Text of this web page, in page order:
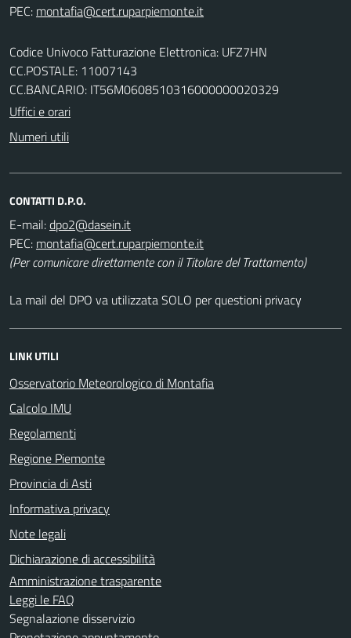
PEC:
Codice Univoco Fatturazione Elettronica: UFZ7HN
CC.POSTALE: 11007143
CC.BANCARIO: IT56M0608510316000000020329
Uffici e orari
Numeri utili
CONTATTI D.P.O.
E-mail:
PEC:
(Per comunicare direttamente con il Titolare del Trattamento)
La mail del DPO va utilizzata SOLO per questioni privacy
LINK UTILI
Osservatorio Meteorologico di Montafia
Calcolo IMU
Regolamenti
Regione Piemonte
Provincia di Asti
Informativa privacy
Note legali
Dichiarazione di accessibilità
Amministrazione trasparente
Leggi le FAQ
Segnalazione disservizio